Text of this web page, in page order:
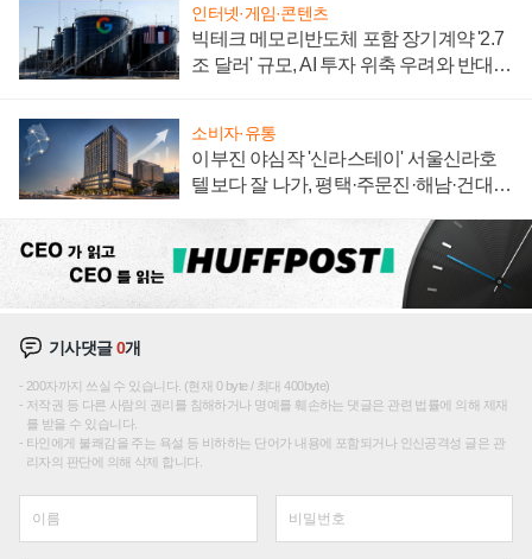
인터넷·게임·콘텐츠
빅테크 메모리반도체 포함 장기계약 '2.7
조 달러' 규모, AI 투자 위축 우려와 반대
소비자·유통
이부진 야심작 '신라스테이' 서울신라호
텔보다 잘 나가, 평택·주문진·해남·건대로
기사댓글0개
200자까지 쓰실 수 있습니다. (현재 0 byte / 최대 400byte)
저작권 등 다른 사람의 권리를 침해하거나 명예를 훼손하는 댓글은 관련 법률에 의해 제재
를 받을 수 있습니다.
타인에게 불쾌감을 주는 욕설 등 비하하는 단어가 내용에 포함되거나 인신공격성 글은 관
리자의 판단에 의해 삭제 합니다.